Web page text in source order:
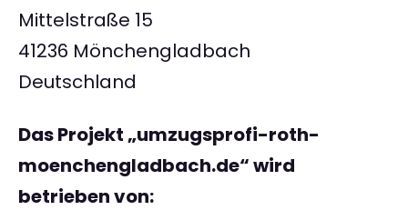
Mittelstraße 15
41236 Mönchengladbach
Deutschland
Das Projekt „umzugsprofi-roth-
moenchengladbach.de“ wird
betrieben von: